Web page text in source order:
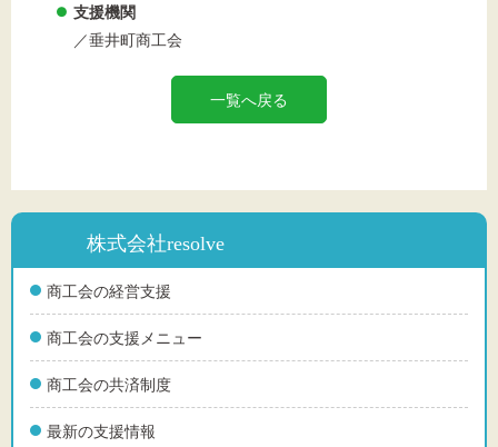
株式会社resolve
商工会の経営支援
商工会の支援メニュー
商工会の共済制度
最新の支援情報
支援機関
／垂井町商工会
一覧へ戻る